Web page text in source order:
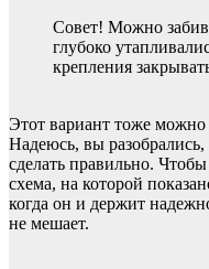
Совет! Можно
глубоко
крепления
Этот вариант тоже можно
Надеюсь, вы
сделать правильно.
схема, на которой
когда он и держит
не мешает.